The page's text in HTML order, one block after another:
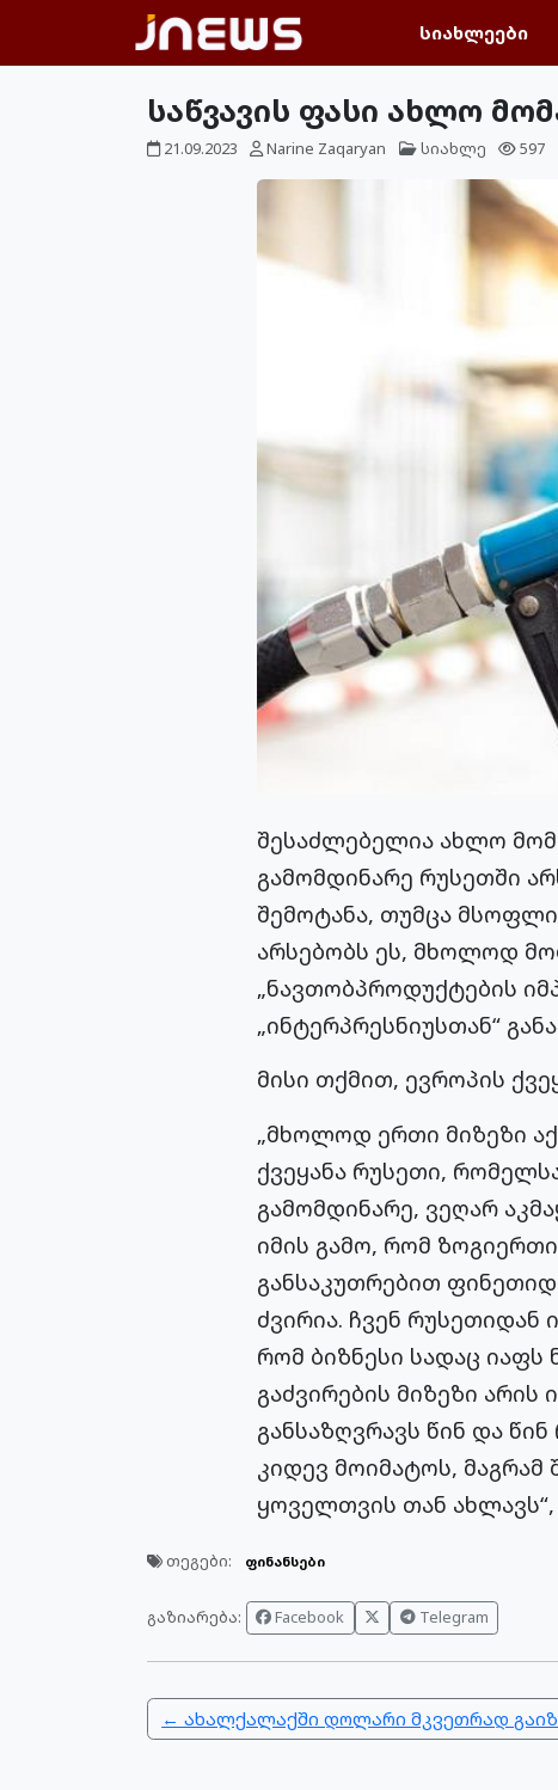
სიახლეები
საწვავის ფასი ახლო
21.09.2023 Narine Zaqaryan სიახლე 597
შესაძლებელია ახლო
გამომდინარე რუსეთში
შემოტანა, თუმცა
არსებობს ეს, მხოლოდ
„ნავთობპროდუქტების
„ინტერპრესნიუსთან“
მისი თქმით, ევროპის
„მხოლოდ ერთი მიზეზი
ქვეყანა რუსეთი,
გამომდინარე, ვეღარ
იმის გამო, რომ
განსაკუთრებით
ძვირია. ჩვენ
რომ ბიზნესი სადაც იაფს
გაძვირების მიზეზი
განსაზღვრავს წინ და
კიდევ მოიმატოს,
ყოველთვის თან ახლავს“,
თეგები: ფინანსები
გაზიარება: Facebook Telegram
← ახალქალაქში დოლარი მკვეთრად